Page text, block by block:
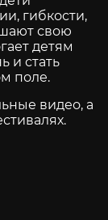
гибкости,
свою
детям
и стать
поле.
видео, а